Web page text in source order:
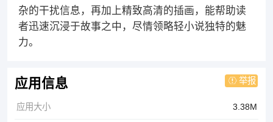
杂的干扰信息，再加上精致高清的插画，能帮助读
者迅速沉浸于故事之中，尽情领略轻小说独特的魅
力。
应用信息 举报
应用大小 3.38M